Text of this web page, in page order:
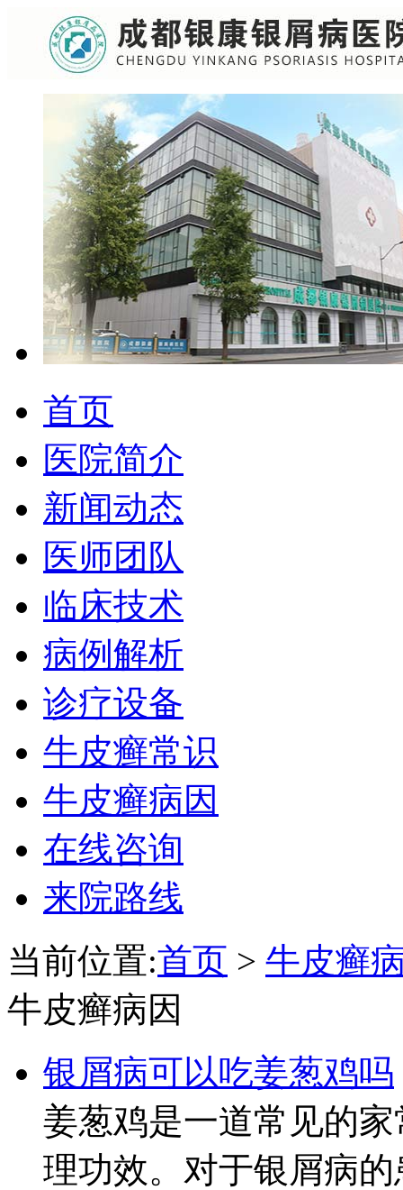
首页
医院简介
新闻动态
医师团队
临床技术
病例解析
诊疗设备
牛皮癣常识
牛皮癣病因
在线咨询
来院路线
当前位置:首页 > 牛皮癣
牛皮癣病因
银屑病可以吃姜葱鸡吗
姜葱鸡是一道常见的
理功效。对于银屑病